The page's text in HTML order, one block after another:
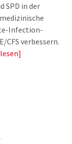
SPD in der
Infection-
CFS verbessern.